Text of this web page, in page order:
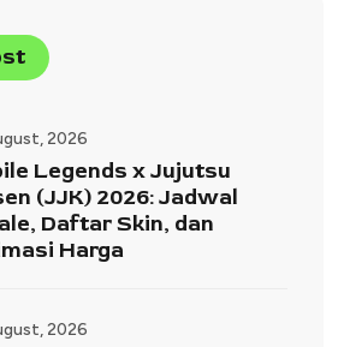
2026
Legends x Jujutsu
(JJK) 2026: Jadwal
Daftar Skin, dan
Harga
2026